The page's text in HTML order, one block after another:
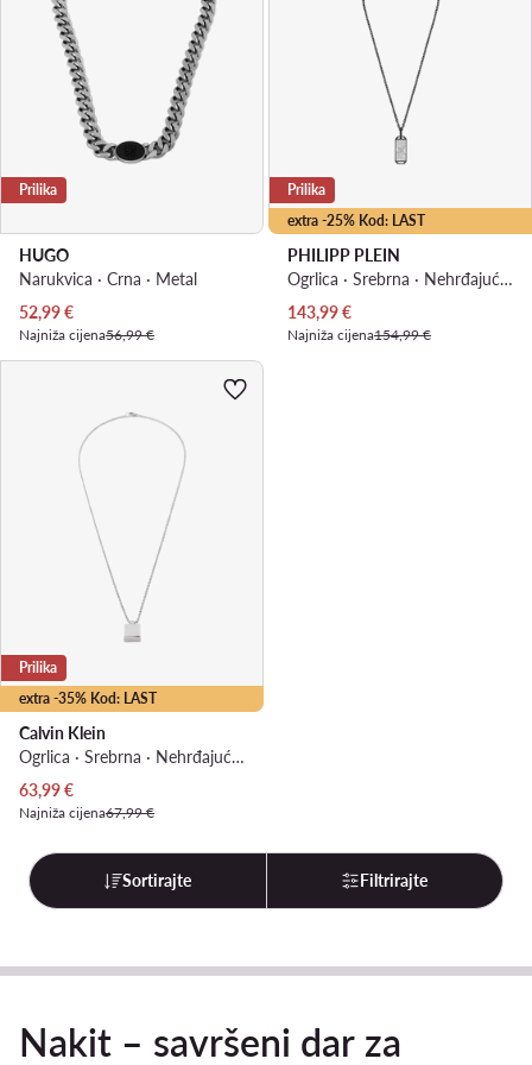
Prilika
HUGO
Narukvica · Crna · Metal
Trenutna cijena
52,99€
Najniža cijena56,99 €
extra -25% Kod: LAST
Prilika
PHILIPP PLEIN
Ogrlica · Srebrna · Nehrđajući čelik
Trenutna cijena
143,99€
Najniža cijena154,99 €
extra -35% Kod: LAST
Prilika
Calvin Klein
Ogrlica · Srebrna · Nehrđajući čelik
Trenutna cijena
63,99€
Najniža cijena67,99 €
Sortirajte Filtrirajte
Nakit – savršeni dar za